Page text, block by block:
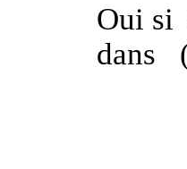
Oui si
dans